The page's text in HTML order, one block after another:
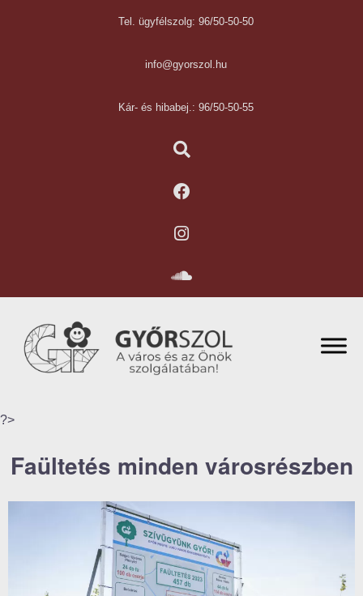
Tel. ügyfélszolg: 96/50-50-50
info@gyorszol.hu
Kár- és hibabej.: 96/50-50-55
?>
Faültetés minden városrészben